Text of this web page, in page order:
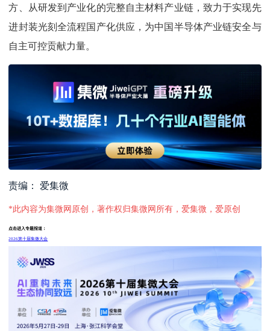
方、从研发到产业化的完整自主材料产业链，致力于实现先
进封装光刻全流程国产化供应，为中国半导体产业链安全与
自主可控贡献力量。
责编： 爱集微
*此内容为集微网原创，著作权归集微网所有，爱集微，爱原创
点击进入专题报道：
2026第十届集微大会